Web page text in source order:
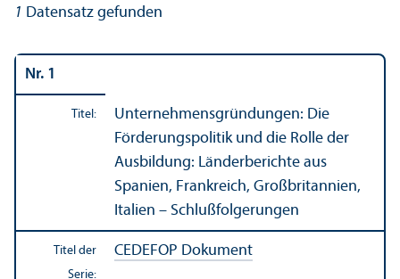
1 Datensatz gefunden
Nr. 1
Titel:
Unter­nehmens­gründungen: Die
Förderungs­politik und die Rolle der
Ausbildung: Länder­berichte aus
Spanien, Frankreich, Großbritannien,
Italien – Schlußfolgerungen
Titel der
Serie:
CEDEFOP Dokument